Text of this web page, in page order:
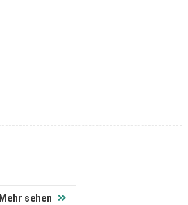
Mehr sehen